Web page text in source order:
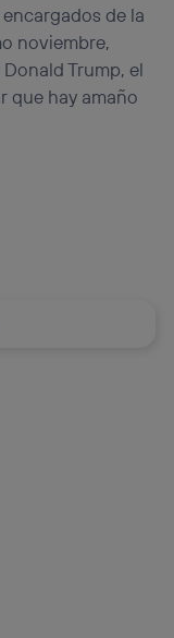
de la
noviembre,
Trump, el
que hay amaño